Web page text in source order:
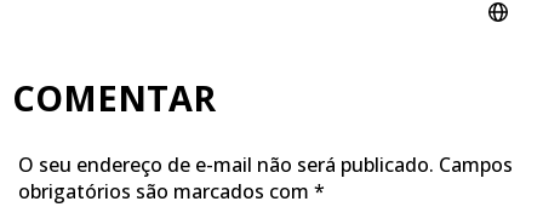
COMENTAR
O seu endereço de e-mail não será publicado. Campos
obrigatórios são marcados com *